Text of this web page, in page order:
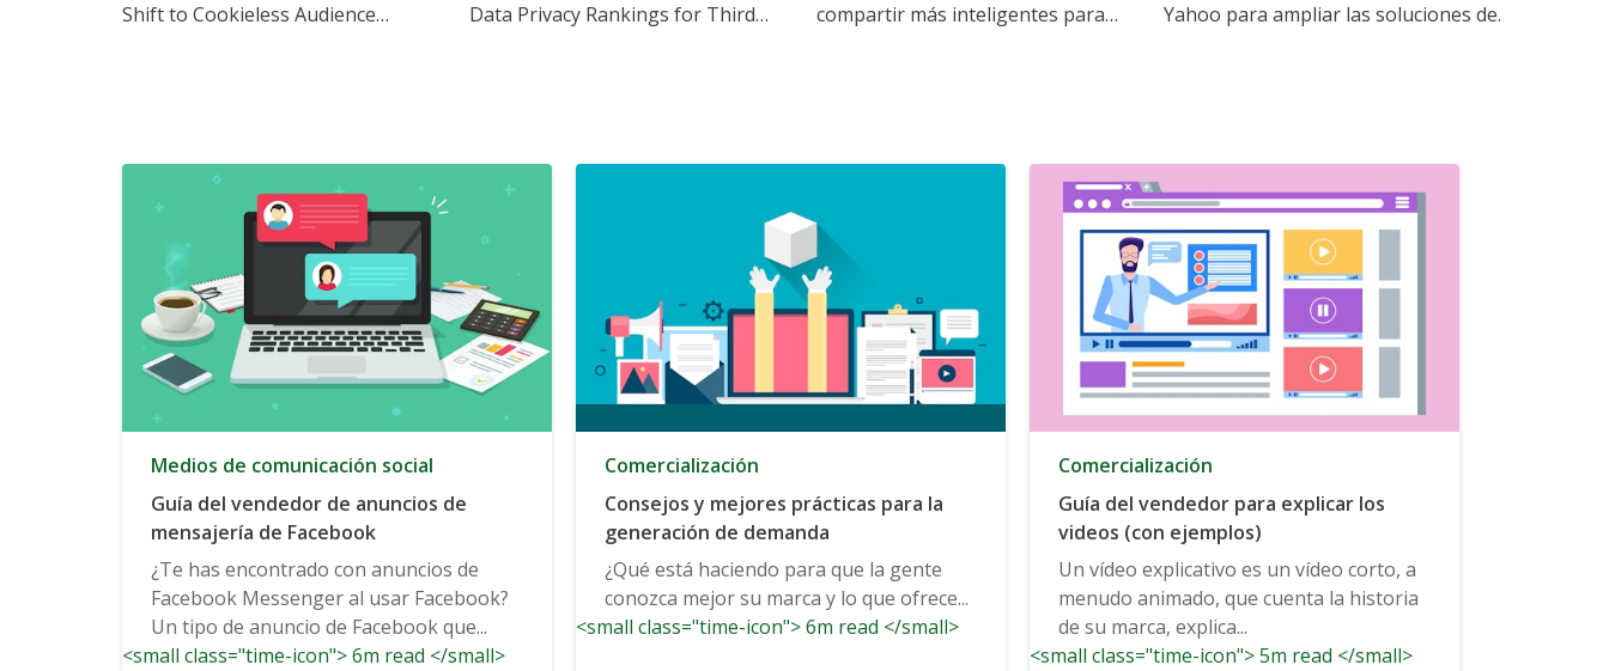
Shift to Cookieless Audience
Data Privacy Rankings for Third
compartir más inteligentes para
Yahoo para ampliar las soluciones de
Medios de comunicación social
Guía del vendedor de anuncios de
mensajería de Facebook
¿Te has encontrado con anuncios de
Facebook Messenger al usar Facebook?
Un tipo de anuncio de Facebook que...
<small class="time-icon"> 6m read </small>
Comercialización
Consejos y mejores prácticas para la
generación de demanda
¿Qué está haciendo para que la gente
conozca mejor su marca y lo que ofrece...
<small class="time-icon"> 6m read </small>
Comercialización
Guía del vendedor para explicar los
videos (con ejemplos)
Un vídeo explicativo es un vídeo corto, a
menudo animado, que cuenta la historia
de su marca, explica...
<small class="time-icon"> 5m read </small>